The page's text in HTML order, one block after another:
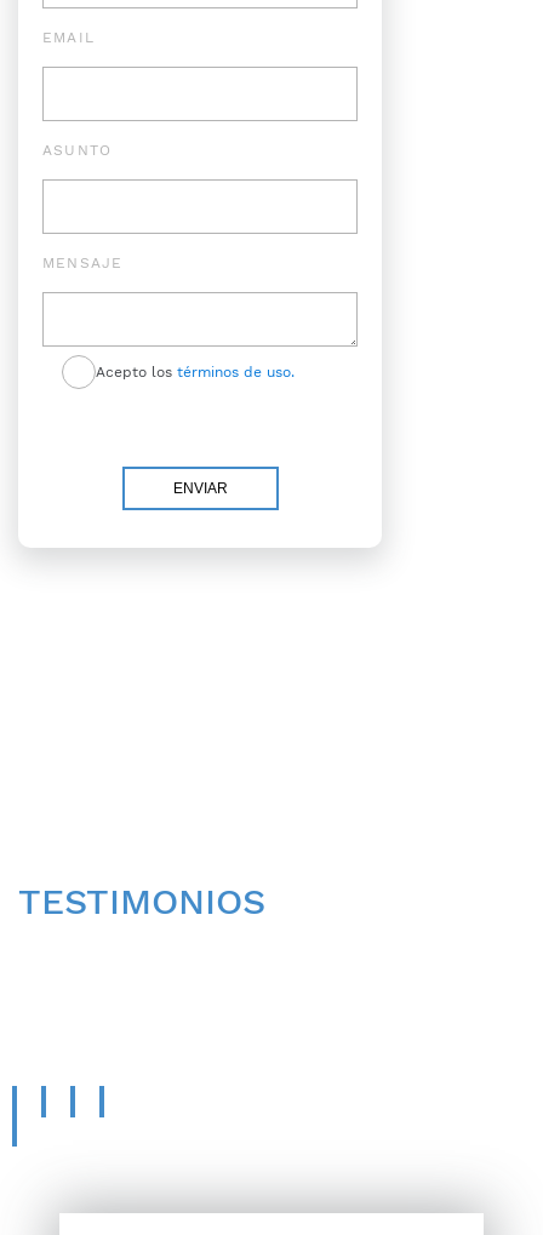
EMAIL
ASUNTO
MENSAJE
Acepto los términos de uso.
TESTIMONIOS